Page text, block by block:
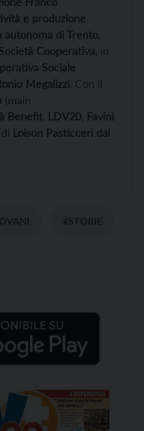
e produzione
autonoma di Trento
Cooperativa , in
Sociale
Megalizzi. Con il
(main
Benefit LDV20 Favini.
Loison Pasticceri dal
#STORIE